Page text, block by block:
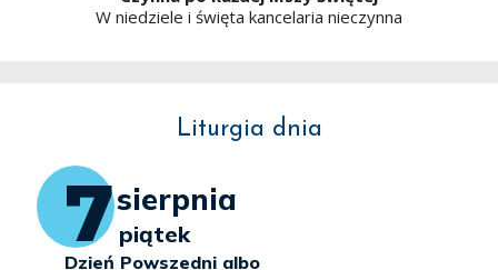
W niedziele i święta kancelaria nieczynna
Liturgia dnia